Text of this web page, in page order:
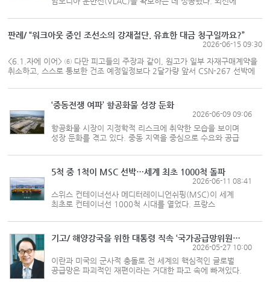
장난조선에서 건조한 9만3000㎥(CBM)급 VLAC를
인도받았다. 신조선은 6척의...
판례/ “워크아웃 중인 조선소의 강재절단, 유효한 대금 청구일까요?”
2026-06-15 09:30
<6.1.자에 이어> ⑥ 다만 피고들의 주장과 같이, 원고가 일부 자재구매계약을
취소하고, 스스로 통보한 건조 예정일정보다 2달가량 앞서 CSN-267 선박에
어느 정도 형식적으로 이루어진 것으로 보이기는 한다. 그러나 앞서 본 사실과
변론 전체의 취지에...
‘중동전쟁 여파’ 항공화물 성장 둔화
2026-06-09 09:06
항공화물 시장이 지정학적 리스크에 취약한 모습을 보이며
성장 둔화를 겪고 있다. 중동 지역을 중심으로 수요와 공급
부담도 커졌다. 다만 올해 1~4월 누계 기준 화물 실적은
공급망 차질에도 성...
5척 중 1척이 MSC 선박…세계 최초 1000척 돌파
2026-06-11 08:41
스위스 컨테이너선사 메디터레이니언쉬핑(MSC)이 세계
최초로 컨테이너선 1000척 시대를 열었다. 프랑스
운항선단 규모는 1002척 733만TEU로 집계됐다. 선복량
기준으로 전 세계 컨테이너선단(3421만...
기고/ 해양강국을 위한 대통령 직속 ‘국가공급망위원회’를 구축하자
2026-05-27 10:00
이란과 미국의 군사적 충돌로 전 세계의 핵심적인 글로벌
공급망은 파괴적인 재편이라는 거대한 파고 속에 빠져있다.